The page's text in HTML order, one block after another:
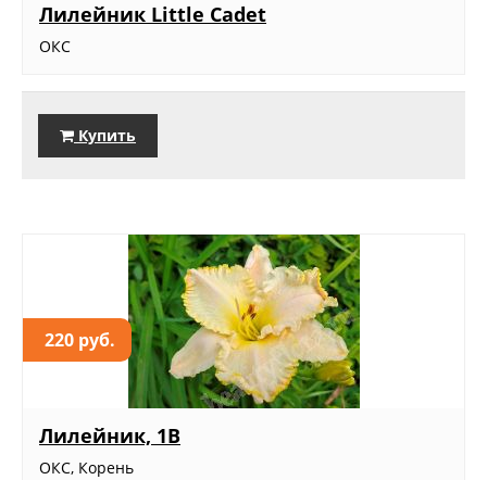
Лилейник Little Cadet
ОКС
Купить
220 руб.
Лилейник, 1В
ОКС, Корень